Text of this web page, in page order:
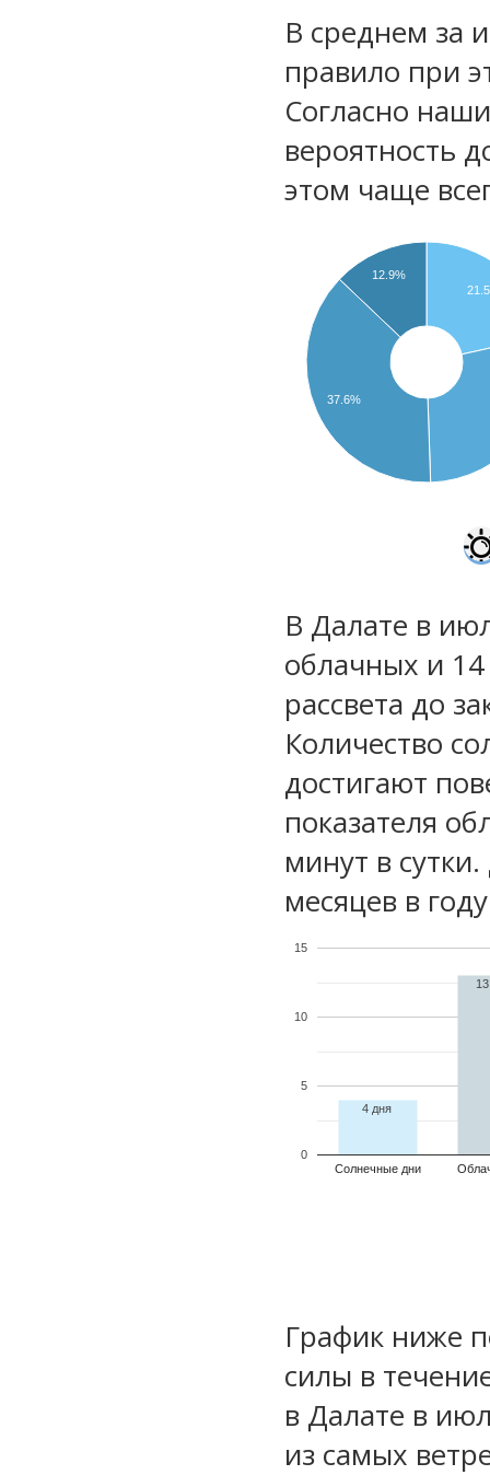
В среднем за
правило при
Согласно
вероятность
этом чаще
12.9%
37.6%
В Далате в
облачных и
рассвета до
Количество
достигают
показателя
минут в
месяцев в
Солнечные дни
0
5
10
15
4 дня
График ниже
силы в
в Далате в
из самых